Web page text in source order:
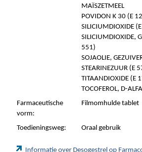
MAÏSZETMEEL
POVIDON K 30 (E
SILICIUMDIOXIDE
SILICIUMDIOXIDE,
551)
SOJAOLIE,
STEARINEZUUR (E
TITAANDIOXIDE (E
TOCOFEROL, D-
Farmaceutische
vorm:
Filmomhulde tablet
Toedieningsweg: Oraal gebruik
Informatie over Desogestrel op